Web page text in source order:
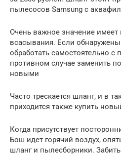
пылесосов Samsung с
Очень важное значение имеет
всасывания. Если
обработать самостоятельно
противном случае заменить
новыми
Часто трескается шланг, и в
приходится также купить
Когда присутствует
Бош идет горячий воздух,
шланг и пылесборники.